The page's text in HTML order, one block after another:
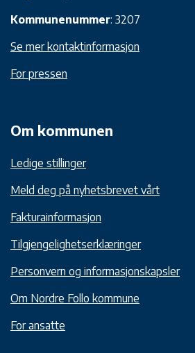
Kommunenummer: 3207
Se mer kontaktinformasjon
For pressen
Om kommunen
Ledige stillinger
Meld deg på nyhetsbrevet vårt
Fakturainformasjon
Tilgjengelighetserklæringer
Personvern og informasjonskapsler
Om Nordre Follo kommune
For ansatte